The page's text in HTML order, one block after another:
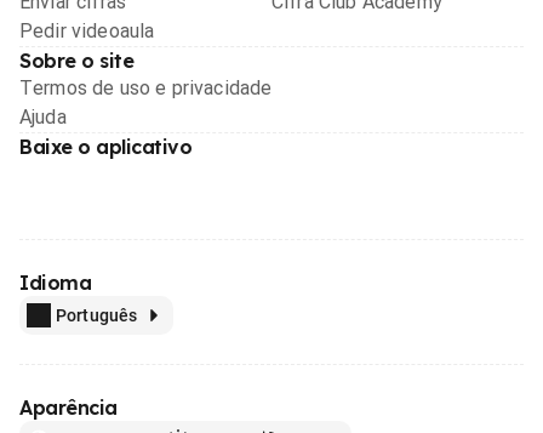
Pedir videoaula
Sobre o site
Termos de uso e privacidade
Ajuda
Baixe o aplicativo
Idioma
Português
Aparência